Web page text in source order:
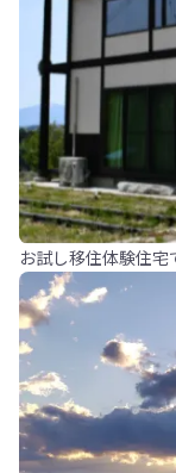
お試し移住体験住宅